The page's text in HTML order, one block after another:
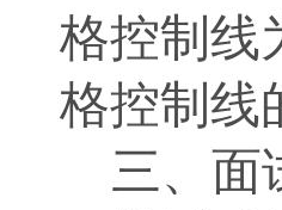
格控制线
格控制线
三、面